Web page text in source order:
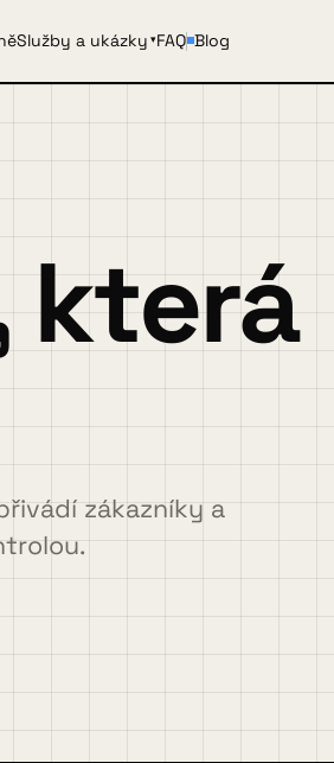
Služby a ukázky ▾FAQ Blog
která
zákazníky a